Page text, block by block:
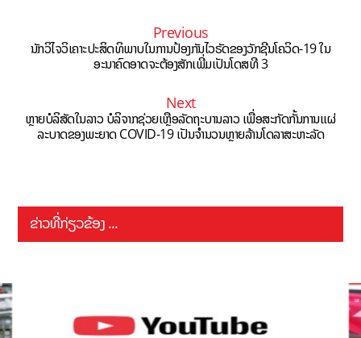
Previous
ນັກວິໄຈວິເຄາະປະສິດທິພາບໃນການປ້ອງກັນໄວຣັດຂອງວັກຊີນໂຄວິດ-19 ໃນ
ອະນາຄົດອາດຈະຕ້ອງສັກເພີ່ມເປັນໂດສທີ 3
Next
ຫຼາຍບໍລິສັດໃນລາວ ບໍລິຈາກຊ່ວຍເຫຼືອລັດຖະບານລາວ ເພື່ອສະກັດກັ້ນການແຜ່
ລະບາດຂອງພະຍາດ COVID-19 ເປັນຈຳນວນຫຼາຍລ້ານໂດລາສະຫະລັດ
ຂ່າວທີ່ກ່ຽວຂ້ອງ ...